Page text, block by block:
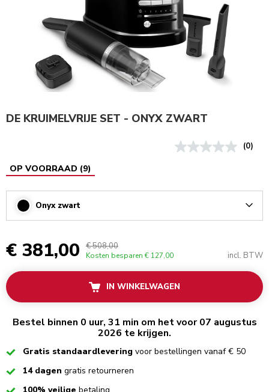
DE KRUIMELVRIJE SET - ONYX ZWART
(0)
OP VOORRAAD (9)
Onyx zwart
€ 381,00 € 508,00
Kosten besparen € 127,00 incl. BTW
IN WINKELWAGEN
Bestel binnen 0 uur, 31 min om het voor 07 augustus
2026 te krijgen.
CheckedGratis standaardlevering voor bestellingen vanaf € 50
Checked14 dagen gratis retourneren